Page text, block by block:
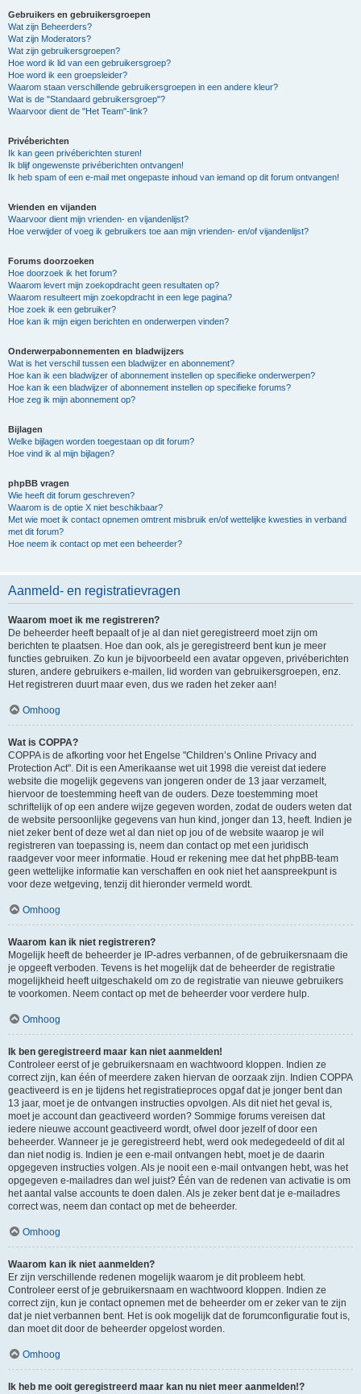
Gebruikers en gebruikersgroepen
Wat zijn Beheerders?
Wat zijn Moderators?
Wat zijn gebruikersgroepen?
Hoe word ik lid van een gebruikersgroep?
Hoe word ik een groepsleider?
Waarom staan verschillende gebruikersgroepen in een andere kleur?
Wat is de "Standaard gebruikersgroep"?
Waarvoor dient de "Het Team"-link?
Privéberichten
Ik kan geen privéberichten sturen!
Ik blijf ongewenste privéberichten ontvangen!
Ik heb spam of een e-mail met ongepaste inhoud van iemand op dit forum ontvangen!
Vrienden en vijanden
Waarvoor dient mijn vrienden- en vijandenlijst?
Hoe verwijder of voeg ik gebruikers toe aan mijn vrienden- en/of vijandenlijst?
Forums doorzoeken
Hoe doorzoek ik het forum?
Waarom levert mijn zoekopdracht geen resultaten op?
Waarom resulteert mijn zoekopdracht in een lege pagina?
Hoe zoek ik een gebruiker?
Hoe kan ik mijn eigen berichten en onderwerpen vinden?
Onderwerpabonnementen en bladwijzers
Wat is het verschil tussen een bladwijzer en abonnement?
Hoe kan ik een bladwijzer of abonnement instellen op specifieke onderwerpen?
Hoe kan ik een bladwijzer of abonnement instellen op specifieke forums?
Hoe zeg ik mijn abonnement op?
Bijlagen
Welke bijlagen worden toegestaan op dit forum?
Hoe vind ik al mijn bijlagen?
phpBB vragen
Wie heeft dit forum geschreven?
Waarom is de optie X niet beschikbaar?
Met wie moet ik contact opnemen omtrent misbruik en/of wettelijke kwesties in verband
met dit forum?
Hoe neem ik contact op met een beheerder?
Aanmeld- en registratievragen
Waarom moet ik me registreren?
De beheerder heeft bepaalt of je al dan niet geregistreerd moet zijn om
berichten te plaatsen. Hoe dan ook, als je geregistreerd bent kun je meer
functies gebruiken. Zo kun je bijvoorbeeld een avatar opgeven, privéberichten
sturen, andere gebruikers e-mailen, lid worden van gebruikersgroepen, enz.
Het registreren duurt maar even, dus we raden het zeker aan!
Omhoog
Wat is COPPA?
COPPA is de afkorting voor het Engelse "Children’s Online Privacy and
Protection Act". Dit is een Amerikaanse wet uit 1998 die vereist dat iedere
website die mogelijk gegevens van jongeren onder de 13 jaar verzamelt,
hiervoor de toestemming heeft van de ouders. Deze toestemming moet
schriftelijk of op een andere wijze gegeven worden, zodat de ouders weten dat
de website persoonlijke gegevens van hun kind, jonger dan 13, heeft. Indien je
niet zeker bent of deze wet al dan niet op jou of de website waarop je wil
registreren van toepassing is, neem dan contact op met een juridisch
raadgever voor meer informatie. Houd er rekening mee dat het phpBB-team
geen wettelijke informatie kan verschaffen en ook niet het aanspreekpunt is
voor deze wetgeving, tenzij dit hieronder vermeld wordt.
Omhoog
Waarom kan ik niet registreren?
Mogelijk heeft de beheerder je IP-adres verbannen, of de gebruikersnaam die
je opgeeft verboden. Tevens is het mogelijk dat de beheerder de registratie
mogelijkheid heeft uitgeschakeld om zo de registratie van nieuwe gebruikers
te voorkomen. Neem contact op met de beheerder voor verdere hulp.
Omhoog
Ik ben geregistreerd maar kan niet aanmelden!
Controleer eerst of je gebruikersnaam en wachtwoord kloppen. Indien ze
correct zijn, kan één of meerdere zaken hiervan de oorzaak zijn. Indien COPPA
geactiveerd is en je tijdens het registratieproces opgaf dat je jonger bent dan
13 jaar, moet je de ontvangen instructies opvolgen. Als dit niet het geval is,
moet je account dan geactiveerd worden? Sommige forums vereisen dat
iedere nieuwe account geactiveerd wordt, ofwel door jezelf of door een
beheerder. Wanneer je je geregistreerd hebt, werd ook medegedeeld of dit al
dan niet nodig is. Indien je een e-mail ontvangen hebt, moet je de daarin
opgegeven instructies volgen. Als je nooit een e-mail ontvangen hebt, was het
opgegeven e-mailadres dan wel juist? Één van de redenen van activatie is om
het aantal valse accounts te doen dalen. Als je zeker bent dat je e-mailadres
correct was, neem dan contact op met de beheerder.
Omhoog
Waarom kan ik niet aanmelden?
Er zijn verschillende redenen mogelijk waarom je dit probleem hebt.
Controleer eerst of je gebruikersnaam en wachtwoord kloppen. Indien ze
correct zijn, kun je contact opnemen met de beheerder om er zeker van te zijn
dat je niet verbannen bent. Het is ook mogelijk dat de forumconfiguratie fout is,
dan moet dit door de beheerder opgelost worden.
Omhoog
Ik heb me ooit geregistreerd maar kan nu niet meer aanmelden!?